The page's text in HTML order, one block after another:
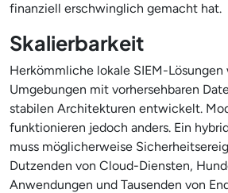
finanziell erschwinglich gemacht hat.
Skalierbarkeit
Herkömmliche lokale SIEM-
Umgebungen mit vorhersehbaren
stabilen Architekturen entwickelt.
funktionieren jedoch anders. Ein
muss möglicherweise
Dutzenden von Cloud-Diensten,
Anwendungen und Tausenden von